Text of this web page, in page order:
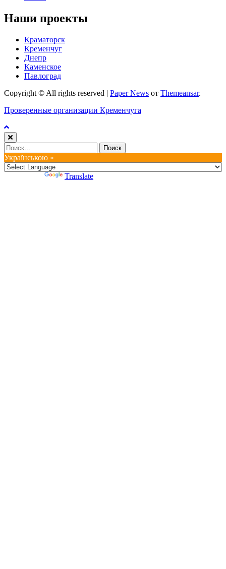
Наши проекты
Краматорск
Кременчуг
Днепр
Каменское
Павлоград
Copyright © All rights reserved | Paper News от Themeansar.
Проверенные организации Кременчуга
Найти:
Українською »
Translate